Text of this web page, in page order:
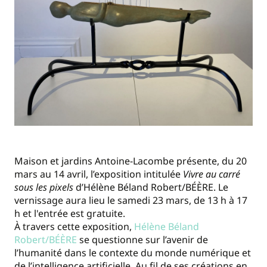
Maison et jardins Antoine-Lacombe présente, du 20
mars au 14 avril, l’exposition intitulée Vivre au carré
sous les pixelsd’Hélène Béland Robert/BÉÈRE. Le
vernissage aura lieu le samedi 23 mars, de 13 h à 17
h et l'entrée est gratuite.
À travers cette exposition, Hélène Béland
Robert/BÉÈRE se questionne sur l’avenir de
l’humanité dans le contexte du monde numérique et